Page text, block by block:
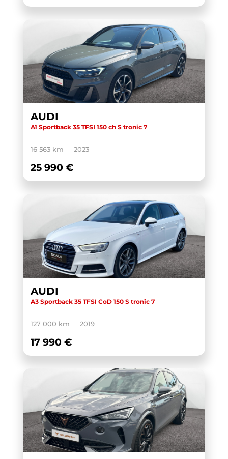
AUDI
A1 Sportback 35 TFSI 150 ch S tronic 7
16 563 km 2023
25 990 €
AUDI
A3 Sportback 35 TFSI CoD 150 S tronic 7
127 000 km 2019
17 990 €